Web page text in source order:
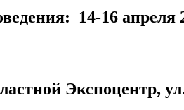
14-16 апреля
Экспоцентр,